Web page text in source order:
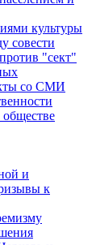
культуры
совести
"сект"
со СМИ
и
к